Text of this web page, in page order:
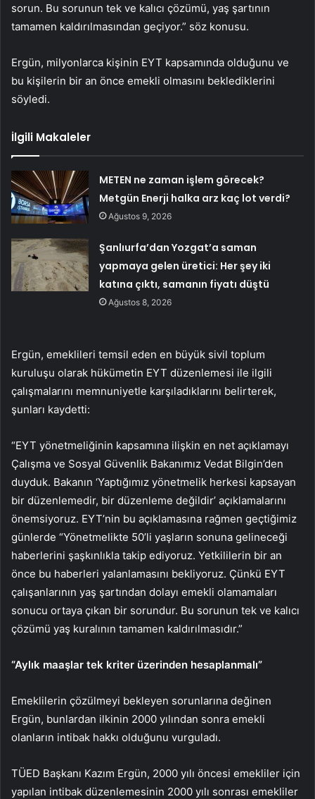
sorun. Bu sorunun tek ve kalıcı çözümü, yaş şartının
tamamen kaldırılmasından geçiyor.” söz konusu.
Ergün, milyonlarca kişinin EYT kapsamında olduğunu ve
bu kişilerin bir an önce emekli olmasını beklediklerini
söyledi.
İlgili Makaleler
METEN ne zaman işlem görecek?
Metgün Enerji halka arz kaç lot verdi?
Ağustos 9, 2026
Şanlıurfa’dan Yozgat’a saman
yapmaya gelen üretici: Her şey iki
katına çıktı, samanın fiyatı düştü
Ağustos 8, 2026
Ergün, emeklileri temsil eden en büyük sivil toplum
kuruluşu olarak hükümetin EYT düzenlemesi ile ilgili
çalışmalarını memnuniyetle karşıladıklarını belirterek,
şunları kaydetti:
“EYT yönetmeliğinin kapsamına ilişkin en net açıklamayı
Çalışma ve Sosyal Güvenlik Bakanımız Vedat Bilgin’den
duyduk. Bakanın ‘Yaptığımız yönetmelik herkesi kapsayan
bir düzenlemedir, bir düzenleme değildir’ açıklamalarını
önemsiyoruz. EYT’nin bu açıklamasına rağmen geçtiğimiz
günlerde “Yönetmelikte 50’li yaşların sonuna gelineceği
haberlerini şaşkınlıkla takip ediyoruz. Yetkililerin bir an
önce bu haberleri yalanlamasını bekliyoruz. Çünkü EYT
çalışanlarının yaş şartından dolayı emekli olamamaları
sonucu ortaya çıkan bir sorundur. Bu sorunun tek ve kalıcı
çözümü yaş kuralının tamamen kaldırılmasıdır.”
“Aylık maaşlar tek kriter üzerinden hesaplanmalı”
Emeklilerin çözülmeyi bekleyen sorunlarına değinen
Ergün, bunlardan ilkinin 2000 yılından sonra emekli
olanların intibak hakkı olduğunu vurguladı.
TÜED Başkanı Kazım Ergün, 2000 yılı öncesi emekliler için
yapılan intibak düzenlemesinin 2000 yılı sonrası emekliler